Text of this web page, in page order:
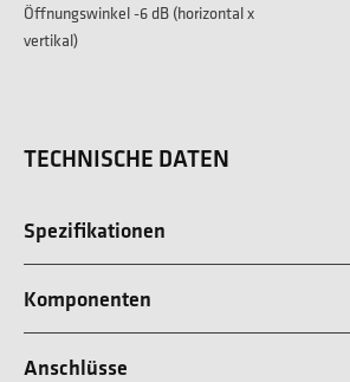
Öffnungswinkel -6 dB (horizontal x
vertikal)
TECHNISCHE DATEN
Spezifikationen
Komponenten
Anschlüsse